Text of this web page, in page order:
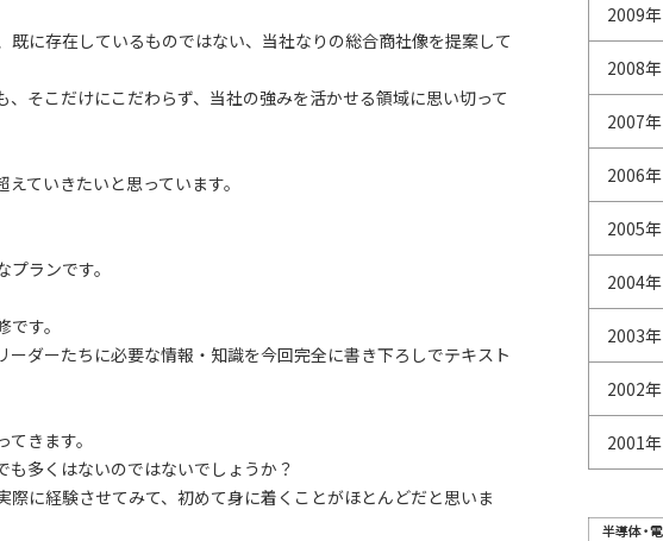
に存在しているものではない、当社なりの総合商社像を提案して
そこだけにこだわらず、当社の強みを活かせる領域に思い切って
ていきたいと思っています。
ランです。
す。
ダーたちに必要な情報・知識を今回完全に書き下ろしでテキスト
きます。
多くはないのではないでしょうか？
に経験させてみて、初めて身に着くことがほとんどだと思いま
2009年
2008年
2007年
2006年
2005年
2004年
2003年
2002年
2001年